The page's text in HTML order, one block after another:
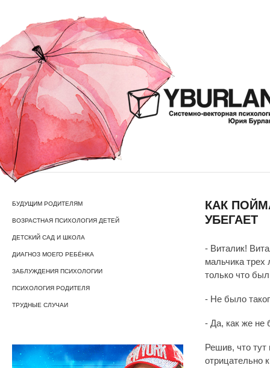
БУДУЩИМ РОДИТЕЛЯМ
ВОЗРАСТНАЯ ПСИХОЛОГИЯ ДЕТЕЙ
ДЕТСКИЙ САД И ШКОЛА
ДИАГНОЗ МОЕГО РЕБЁНКА
ЗАБЛУЖДЕНИЯ ПСИХОЛОГИИ
ПСИХОЛОГИЯ РОДИТЕЛЯ
ТРУДНЫЕ СЛУЧАИ
КАК
УБЕГАЕТ
- Виталик!
мальчика
только что
- Не было
- Да, как же не
Решив, что
отрицательно